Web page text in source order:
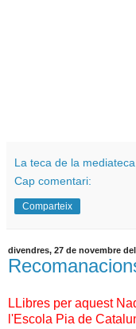
La teca de la mediateca
Cap comentari:
Comparteix
divendres, 27 de novembre
LLibres per aquest
l'Escola Pia de